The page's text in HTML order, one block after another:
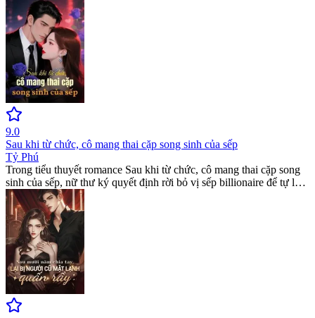
khổng lồ. Câu chuyện billionaire romance này bùng nổ khi người
chồng bí ẩn đứng dậy bảo vệ cô. Đọc web novel để theo dõi màn
trả thù và tình yêu đầy kịch tính.
9.0
Sau khi từ chức, cô mang thai cặp song sinh của sếp
Tỷ Phú
Trong tiểu thuyết romance Sau khi từ chức, cô mang thai cặp song
sinh của sếp, nữ thư ký quyết định rời bỏ vị sếp billionaire để tự lập
nghiệp. Sau 5 năm, cô trở thành CEO quyền lực thâu tóm thị
trường. Đây là web novel kịch tính về sự trả thù và nỗ lực vươn lên
trong giới thượng lưu.